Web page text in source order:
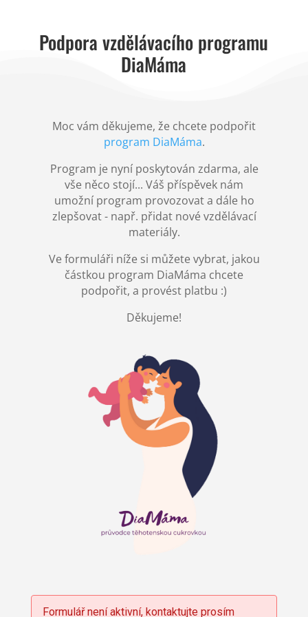
Podpora vzdělávacího programu
DiaMáma
Moc vám děkujeme, že chcete podpořit
program DiaMáma.
Program je nyní poskytován zdarma, ale
vše něco stojí... Váš příspěvek nám
umožní program provozovat a dále ho
zlepšovat - např. přidat nové vzdělávací
materiály.
Ve formuláři níže si můžete vybrat, jakou
částkou program DiaMáma chcete
podpořit, a provést platbu :)
Děkujeme!
Formulář není aktivní, kontaktujte prosím